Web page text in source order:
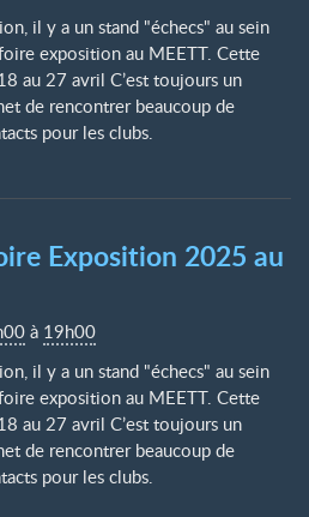
il y a un stand "échecs" au sein
exposition au MEETT. Cette
au 27 avril C’est toujours un
de rencontrer beaucoup de
pour les clubs.
Exposition 2025 au
à 19h00
il y a un stand "échecs" au sein
exposition au MEETT. Cette
au 27 avril C’est toujours un
de rencontrer beaucoup de
pour les clubs.